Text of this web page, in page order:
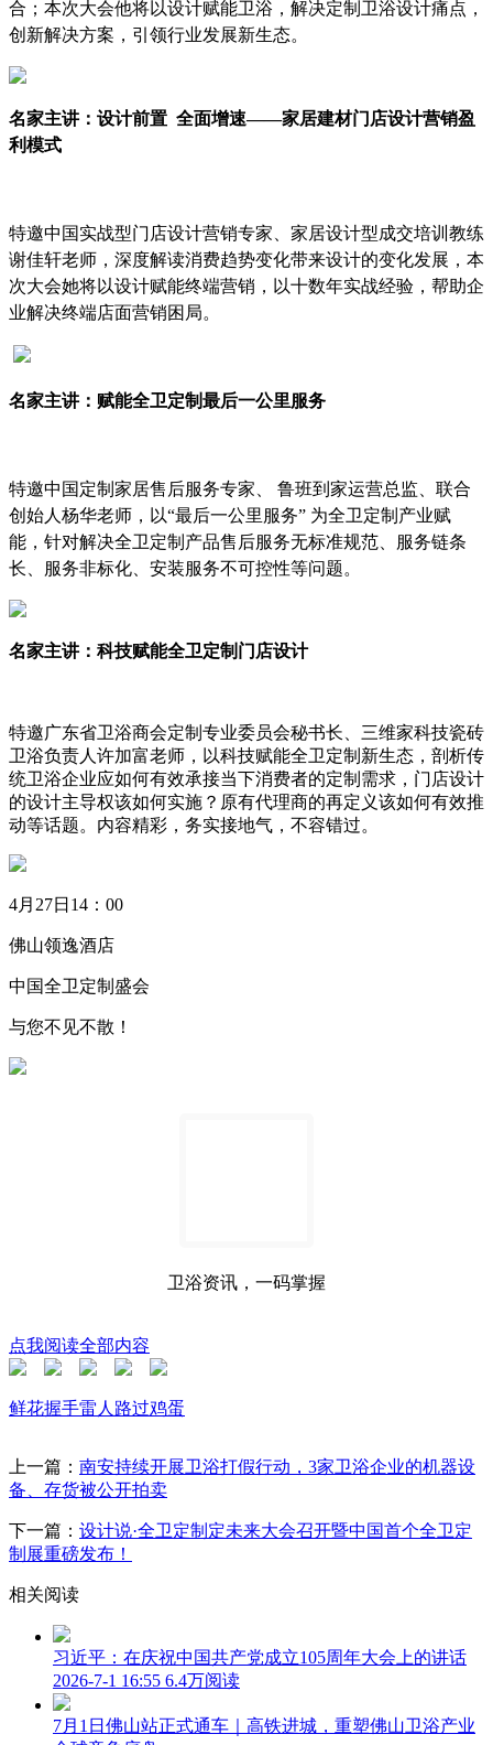
合；本次大会他将以设计赋能卫浴，解决定制卫浴设计痛点，
创新解决方案，引领行业发展新生态。
名家主讲：设计前置 全面增速——家居建材门店设计营销盈
利模式
特邀中国实战型门店设计营销专家、家居设计型成交培训教练
谢佳轩老师，深度解读消费趋势变化带来设计的变化发展，本
次大会她将以设计赋能终端营销，以十数年实战经验，帮助企
业解决终端店面营销困局。
名家主讲：赋能全卫定制最后一公里服务
特邀中国定制家居售后服务专家、
鲁班到家运营总监、联合
创始人杨华老师，以“最后一公里服务” 为全卫定制产业赋
能，针对解决全卫定制产品售后服务无标准规范、服务链条
长、服务非标化、安装服务不可控性等问题。
名家主讲：科技赋能全卫定制门店设计
特邀广东省卫浴商会定制专业委员会秘书长、三维家科技瓷砖
卫浴负责人许加富老师，以科技赋能全卫定制新生态，剖析传
统卫浴企业应如何有效承接当下消费者的定制需求， 门店设计
的设计主导权该如何实施？ 原有代理商的再定义该如何有效推
动等话题。内容精彩，务实接地气，不容错过。
4月 27日 14 ： 00
佛山领逸酒店
中国全卫定制盛会
与您不见不散！
卫浴资讯，一码掌握
点我阅读全部内容
鲜花握手雷人 路过鸡蛋
上一篇： 南安持续开展卫浴打假行动，3家卫浴企业的机器设
备、存货被公开拍卖
下一篇： 设计说·全卫定制定未来大会召开暨中国首个全卫定
制展重磅发布！
相关阅读
习近平：在庆祝中国共产党成立105周年大会上的讲话
2026-7-1 16:55 6.4万阅读
7月1日佛山站正式通车｜高铁进城，重塑佛山卫浴产业